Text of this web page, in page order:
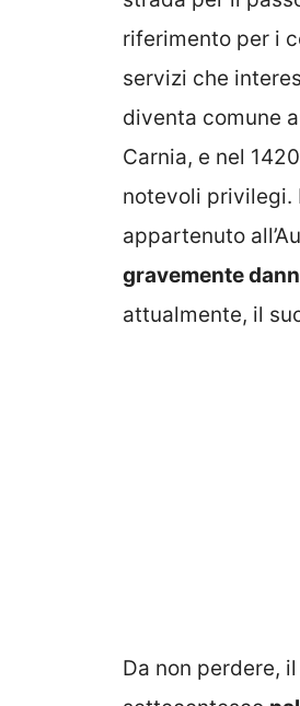
riferimento per i
servizi che
diventa comune
Carnia, e nel
notevoli privilegi.
appartenuto
gravemente
attualmente, il
Da non perdere, il